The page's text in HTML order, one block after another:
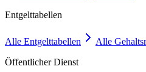
Entgelttabellen
Alle Entgelttabellen
Alle
Öffentlicher Dienst